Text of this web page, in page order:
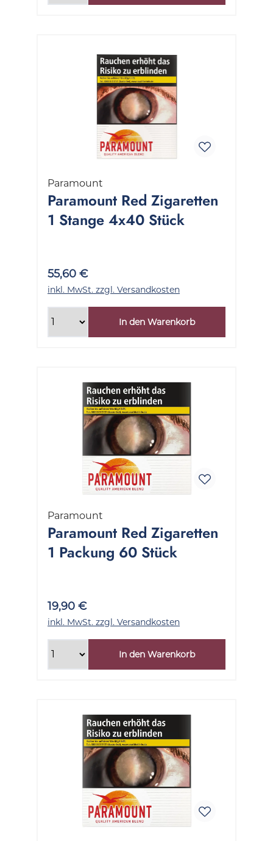
Paramount
Paramount Red Zigaretten
1 Stange 4x40 Stück
55,60 €
inkl. MwSt. zzgl. Versandkosten
In den Warenkorb
Paramount
Paramount Red Zigaretten
1 Packung 60 Stück
19,90 €
inkl. MwSt. zzgl. Versandkosten
In den Warenkorb